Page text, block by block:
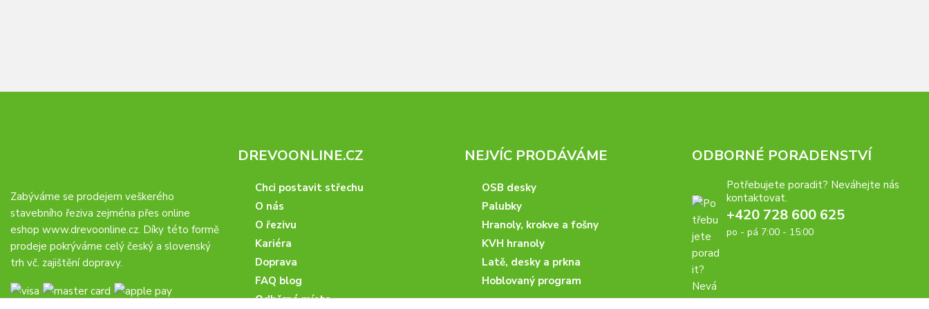
Zabýváme se prodejem veškerého
stavebního řeziva zejména přes online
eshop www.drevoonline.cz. Díky této formě
prodeje pokrýváme celý český a slovenský
trh vč. zajištění dopravy.
DREVOONLINE.CZ
Chci postavit střechu
O nás
O řezivu
Kariéra
Doprava
FAQ blog
Odběrná místa
NEJVÍC PRODÁVÁME
OSB desky
Palubky
Hranoly, krokve a fošny
KVH hranoly
Latě, desky a prkna
Hoblovaný program
ODBORNÉ PORADENSTVÍ
Potřebujete poradit? Neváhejte nás
kontaktovat.
+420 728 600 625
po - pá 7:00 - 15:00